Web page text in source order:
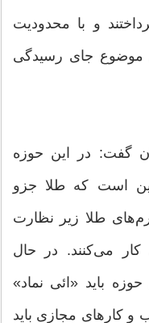
و با محدودیت
موضوع جای رسیدگی
گفت: در این حوزه
است که طلا جزو
طلا زیر نظارت
می‌کنند. در حال
باید «ائی نماد»
و کارهای مجازی باید